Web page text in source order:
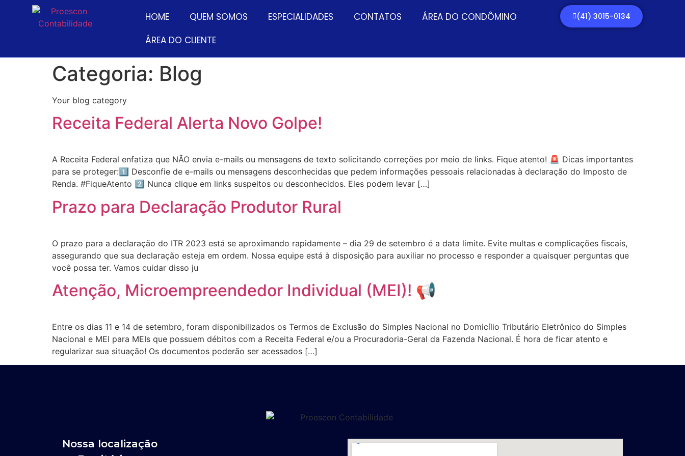
HOME QUEM SOMOS ESPECIALIDADES CONTATOS
ÁREA DO CONDÔMINO
ÁREA DO CLIENTE
(41) 3015-0134
Categoria: Blog
Your blog category
Receita Federal Alerta Novo Golpe!
A Receita Federal enfatiza que NÃO envia e-mails ou mensagens de texto solicitando correções por meio de links. Fique atento! 🚨 Dicas importantes
para se proteger:1️⃣ Desconfie de e-mails ou mensagens desconhecidas que pedem informações pessoais relacionadas à declaração do Imposto de
Renda. #FiqueAtento 2️⃣ Nunca clique em links suspeitos ou desconhecidos. Eles podem levar […]
Prazo para Declaração Produtor Rural
O prazo para a declaração do ITR 2023 está se aproximando rapidamente – dia 29 de setembro é a data limite. Evite multas e complicações fiscais,
assegurando que sua declaração esteja em ordem. Nossa equipe está à disposição para auxiliar no processo e responder a quaisquer perguntas que
você possa ter. Vamos cuidar disso ju
Atenção, Microempreendedor Individual (MEI)! 📢
Entre os dias 11 e 14 de setembro, foram disponibilizados os Termos de Exclusão do Simples Nacional no Domicílio Tributário Eletrônico do Simples
Nacional e MEI para MEIs que possuem débitos com a Receita Federal e/ou a Procuradoria-Geral da Fazenda Nacional. É hora de ficar atento e
regularizar sua situação! Os documentos poderão ser acessados […]
Nossa localização